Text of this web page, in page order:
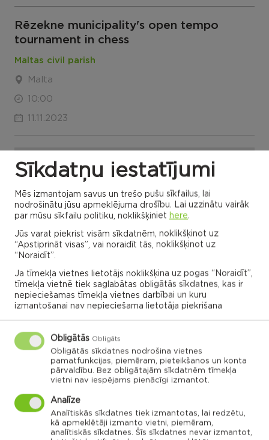
Rēzekne municipality's open tempo
tournament in chess
Maltas civil parish
Malta
10:00
11.11.2023
Vairāk
ALL EVENTS
Rēzekne municipality map
Click the parish or association card to explore
more
ADMINISTRATIONS OF ASSOCIATIONS
Dricānu apvienības
pārvalde
pārvalde
Sīkdatņu iestatījumi
Mēs izmantojam savus un trešo pušu sīkfailus, lai
nodrošinātu jūsu apmeklējuma drošību. Lai uzzinātu vairāk
par mūsu sīkfailu politiku, noklikšķiniet here.
Jūs varat piekrist visām sīkdatnēm, noklikšķinot uz
“Apstiprināt visas”, vai noraidīt tās, noklikšķinot uz
“Noraidīt”.
Ja tīmekļa vietnes lietotājs noklikšķina uz pogas “Noraidīt”,
tīmekļa vietnē tiek saglabātas obligātās sīkdatnes, kas ir
nepieciešamas tīmekļa vietnes darbībai un kuru
izmantošanai nav nepieciešama lietotāja piekrišana
Obligātās Obligāts
Obligātās sīkdatnes nodrošina vietnes
pamatfunkcijas, piemēram, pieteikšanos un konta
pārvaldību. Bez obligātajām sīkdatnēm tīmekļa
vietni nav iespējams pienācīgi izmantot.
Analīze
Analītiskās sīkdatnes tiek izmantotas, lai redzētu,
kā apmeklētāji izmanto vietni, piemēram,
analītiskās sīkdatnes. Šīs sīkdatnes nevar izmantot,